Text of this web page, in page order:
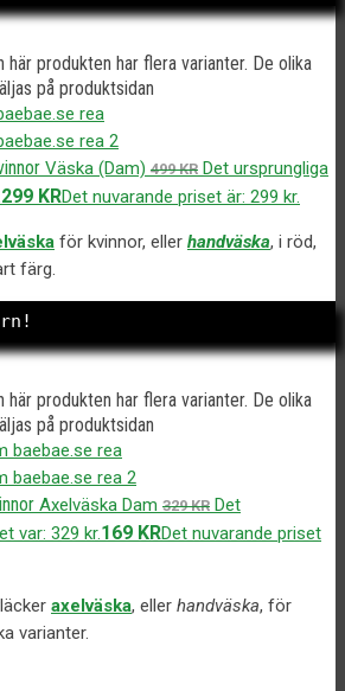
här produkten har flera varianter. De olika
på produktsidan
Väska (Dam) 499KR Det ursprungliga
299 KRDet nuvarande priset är: 299 kr.
för kvinnor, eller handväska, i röd,
färg.
här produkten har flera varianter. De olika
på produktsidan
Axelväska Dam 329KR Det
var: 329 kr.169 KRDet nuvarande priset
axelväska, eller handväska, för
varianter.